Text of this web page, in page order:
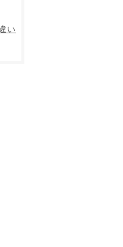
い